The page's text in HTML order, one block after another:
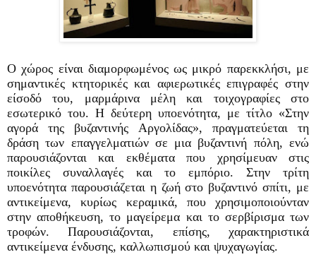
Ο χώρος είναι διαμορφωμένος ως μικρό παρεκκλήσι, με
σημαντικές κτητορικές και αφιερωτικές επιγραφές στην
είσοδό του, μαρμάρινα μέλη και τοιχογραφίες στο
εσωτερικό του. Η δεύτερη υποενότητα, με τίτλο «Στην
αγορά της βυζαντινής Αργολίδας», πραγματεύεται τη
δράση των επαγγελματιών σε μια βυζαντινή πόλη, ενώ
παρουσιάζονται και εκθέματα που χρησίμευαν στις
ποικίλες συναλλαγές και το εμπόριο. Στην τρίτη
υποενότητα παρουσιάζεται η ζωή στο βυζαντινό σπίτι, με
αντικείμενα, κυρίως κεραμικά, που χρησιμοποιούνταν
στην αποθήκευση, το μαγείρεμα και το σερβίρισμα των
τροφών. Παρουσιάζονται, επίσης, χαρακτηριστικά
αντικείμενα ένδυσης, καλλωπισμού και ψυχαγωγίας.